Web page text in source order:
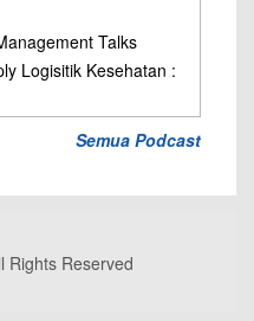
Talks
Logisitik Kesehatan :
Semua Podcast
Rights Reserved